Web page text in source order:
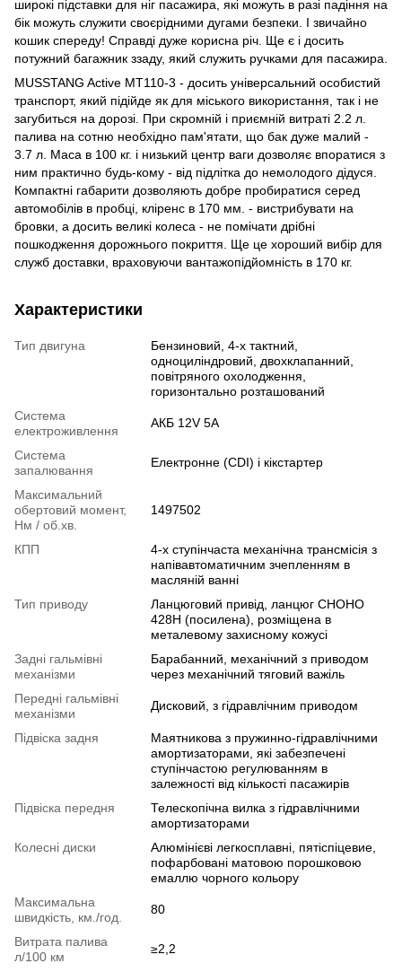
широкі підставки для ніг пасажира, які можуть в разі падіння на
бік можуть служити своєрідними дугами безпеки. І звичайно
кошик спереду! Справді дуже корисна річ. Ще є і досить
потужний багажник ззаду, який служить ручками для пасажира.
MUSSTANG Active MT110-3 - досить універсальний особистий
транспорт, який підійде як для міського використання, так і не
загубиться на дорозі. При скромній і приємній витраті 2.2 л.
палива на сотню необхідно пам'ятати, що бак дуже малий -
3.7 л. Маса в 100 кг. і низький центр ваги дозволяє впоратися з
ним практично будь-кому - від підлітка до немолодого дідуся.
Компактні габарити дозволяють добре пробиратися серед
автомобілів в пробці, кліренс в 170 мм. - вистрибувати на
бровки, а досить великі колеса - не помічати дрібні
пошкодження дорожнього покриття. Ще це хороший вибір для
служб доставки, враховуючи вантажопідйомність в 170 кг.
Характеристики
Тип двигуна
Бензиновий, 4-х тактний,
одноциліндровий, двохклапанний,
повітряного охолодження,
горизонтально розташований
Система
електроживлення
АКБ 12V 5A
Система
запалювання
Електронне (CDI) і кікстартер
Максимальний
обертовий момент,
Нм / об.хв.
1497502
КПП
4-х ступінчаста механічна трансмісія з
напівавтоматичним зчепленням в
масляній ванні
Тип приводу
Ланцюговий привід, ланцюг CHOHO
428H (посилена), розміщена в
металевому захисному кожусі
Задні гальмівні
механізми
Барабанний, механічний з приводом
через механічний тяговий важіль
Передні гальмівні
механізми
Дисковий, з гідравлічним приводом
Підвіска задня
Маятникова з пружинно-гідравлічними
амортизаторами, які забезпечені
ступінчастою регулюванням в
залежності від кількості пасажирів
Підвіска передня
Телескопічна вилка з гідравлічними
амортизаторами
Колесні диски
Алюмінієві легкосплавні, пятіспіцевие,
пофарбовані матовою порошковою
емаллю чорного кольору
Максимальна
швидкість, км./год.
80
Витрата палива
л/100 км
≥2,2